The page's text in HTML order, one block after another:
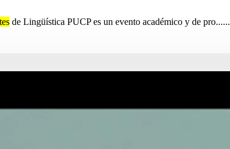
de Lingüística PUCP es un evento académico y de pro......